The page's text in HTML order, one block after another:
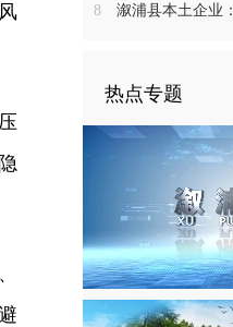
8 溆浦县本土企业：捐赠35000瓶
热点专题